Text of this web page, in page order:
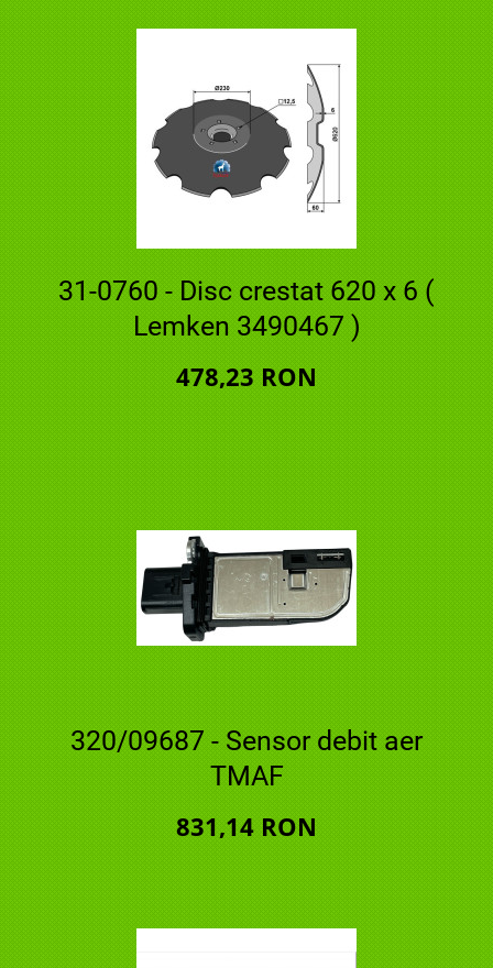
31-0760 - Disc crestat 620 x 6 (
Lemken 3490467 )
478,23 RON
320/09687 - Sensor debit aer
TMAF
831,14 RON